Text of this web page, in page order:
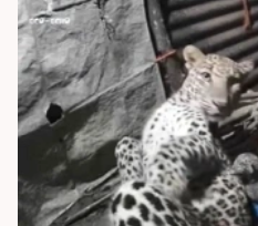
媽媽帶4隻寶寶闖農
住「全家平安最重要」